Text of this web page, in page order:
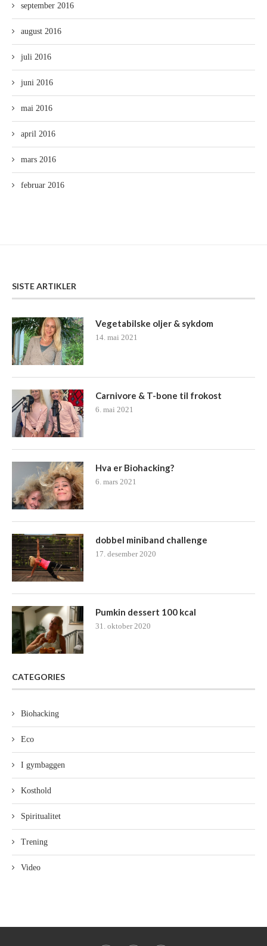
september 2016
august 2016
juli 2016
juni 2016
mai 2016
april 2016
mars 2016
februar 2016
SISTE ARTIKLER
Vegetabilske oljer & sykdom
14. mai 2021
Carnivore & T-bone til frokost
6. mai 2021
Hva er Biohacking?
6. mars 2021
dobbel miniband challenge
17. desember 2020
Pumkin dessert 100 kcal
31. oktober 2020
CATEGORIES
Biohacking
Eco
I gymbaggen
Kosthold
Spiritualitet
Trening
Video